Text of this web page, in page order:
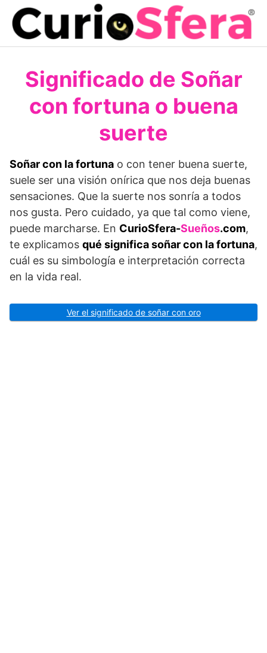
Saltar
contenido
Significado de Soñar
con fortuna o buena
suerte
Soñar con la fortuna o con tener buena suerte,
suele ser una visión onírica que nos deja buenas
sensaciones. Que la suerte nos sonría a todos
nos gusta. Pero cuidado, ya que tal como viene,
puede marcharse. En CurioSfera-Sueños.com,
te explicamos qué significa soñar con la fortuna,
cuál es su simbología e interpretación correcta
en la vida real.
Ver el significado de soñar con oro